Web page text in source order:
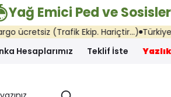
Yağ Emici Ped ve
Ekip. Hariçtir...) Türkiye'nin her
Hesaplarımız Teklif İste